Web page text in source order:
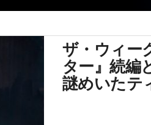
ザ・ウィー
ター』続編
謎めいたテ